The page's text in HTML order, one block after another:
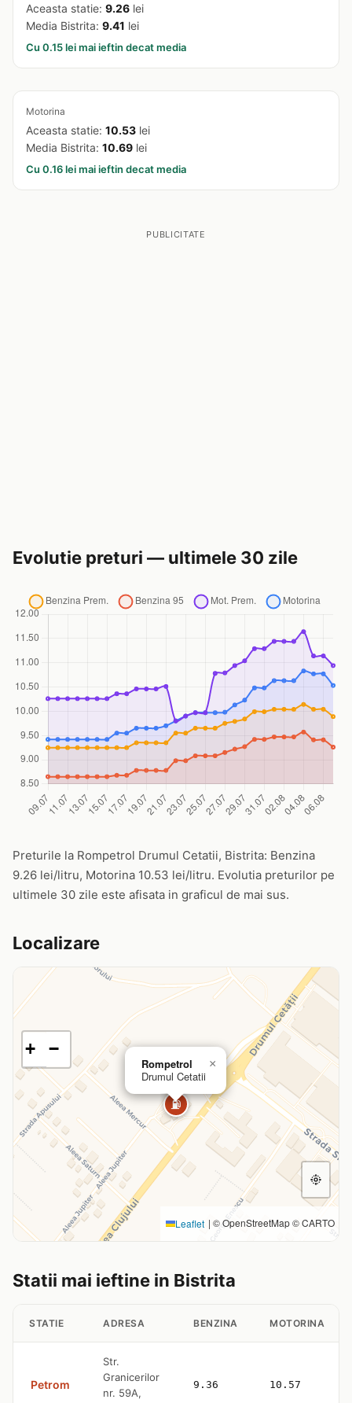
Aceasta statie: 9.26 lei
Media Bistrita: 9.41 lei
Cu 0.15 lei mai ieftin decat media
Motorina
Aceasta statie: 10.53 lei
Media Bistrita: 10.69 lei
Cu 0.16 lei mai ieftin decat media
PUBLICITATE
Evolutie preturi — ultimele 30 zile
Preturile la Rompetrol Drumul Cetatii, Bistrita: Benzina
9.26 lei/litru, Motorina 10.53 lei/litru. Evolutia preturilor pe
ultimele 30 zile este afisata in graficul de mai sus.
Localizare
⛽
Rompetrol
Drumul Cetatii
×
+ −
Leaflet | © OpenStreetMap © CARTO
Statii mai ieftine in Bistrita
STATIE ADRESA BENZINA MOTORINA
Petrom
Str.
Granicerilor
nr. 59A,
9.36 10.57